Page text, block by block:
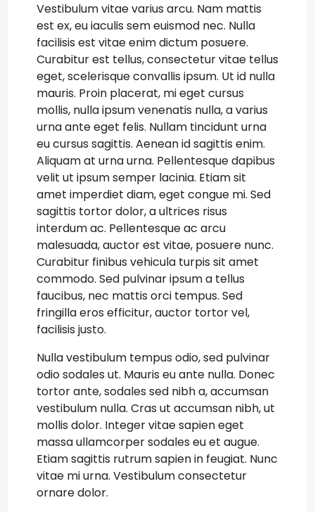
Vestibulum vitae varius arcu. Nam mattis
est ex, eu iaculis sem euismod nec. Nulla
facilisis est vitae enim dictum posuere.
Curabitur est tellus, consectetur vitae tellus
eget, scelerisque convallis ipsum. Ut id nulla
mauris. Proin placerat, mi eget cursus
mollis, nulla ipsum venenatis nulla, a varius
urna ante eget felis. Nullam tincidunt urna
eu cursus sagittis. Aenean id sagittis enim.
Aliquam at urna urna. Pellentesque dapibus
velit ut ipsum semper lacinia. Etiam sit
amet imperdiet diam, eget congue mi. Sed
sagittis tortor dolor, a ultrices risus
interdum ac. Pellentesque ac arcu
malesuada, auctor est vitae, posuere nunc.
Curabitur finibus vehicula turpis sit amet
commodo. Sed pulvinar ipsum a tellus
faucibus, nec mattis orci tempus. Sed
fringilla eros efficitur, auctor tortor vel,
facilisis justo.
Nulla vestibulum tempus odio, sed pulvinar
odio sodales ut. Mauris eu ante nulla. Donec
tortor ante, sodales sed nibh a, accumsan
vestibulum nulla. Cras ut accumsan nibh, ut
mollis dolor. Integer vitae sapien eget
massa ullamcorper sodales eu et augue.
Etiam sagittis rutrum sapien in feugiat. Nunc
vitae mi urna. Vestibulum consectetur
ornare dolor.